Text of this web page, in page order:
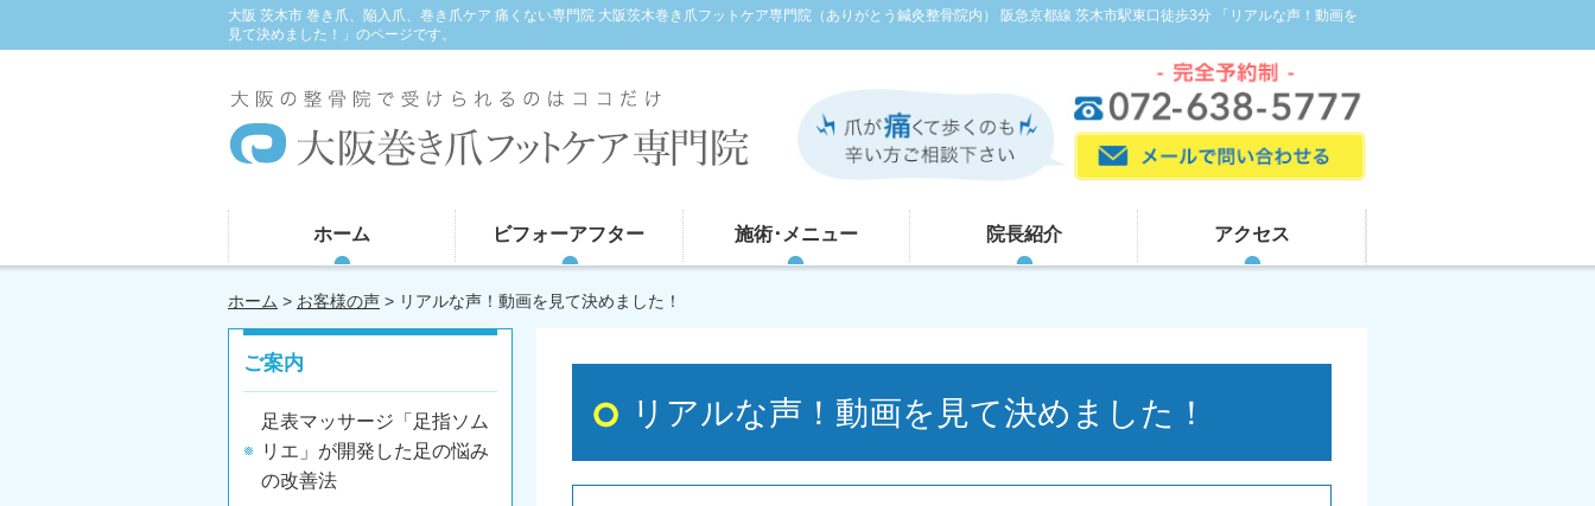
大阪 茨木市 巻き爪、陥入爪、巻き爪ケア 痛くない専門院 大阪茨木巻き爪フットケア専門院（ありがとう鍼灸整骨院内） 阪急京都線 茨木市駅東口徒歩3分 「リアルな声！動画を
見て決めました！」のページです。
ホーム ビフォーアフター 施術･メニュー 院長紹介 アクセス
ホーム > お客様の声 > リアルな声！動画を見て決めました！
リアルな声！動画を見て決めました！
ご案内
足表マッサージ「足指ソム
リエ」が開発した足の悩み
の改善法